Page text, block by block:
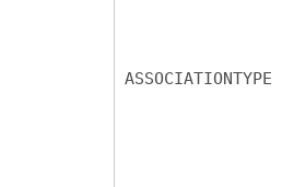
ASSOCIATIONTYPE